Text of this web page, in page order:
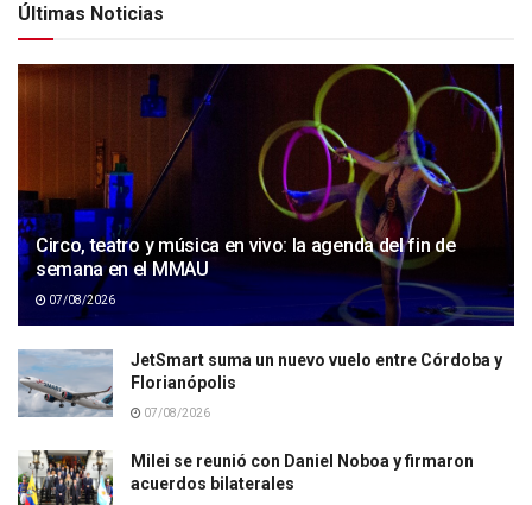
Últimas Noticias
Circo, teatro y música en vivo: la agenda del fin de
semana en el MMAU
07/08/2026
JetSmart suma un nuevo vuelo entre Córdoba y
Florianópolis
07/08/2026
Milei se reunió con Daniel Noboa y firmaron
acuerdos bilaterales